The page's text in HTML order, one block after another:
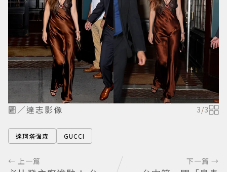
圖／達志影像 3/3
達珂塔強森 GUCCI
← 上一篇 下一篇 →